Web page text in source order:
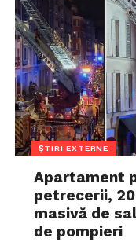
ȘTIRI EXTERNE
Apartament
petrecerii,
masivă de
de pompieri